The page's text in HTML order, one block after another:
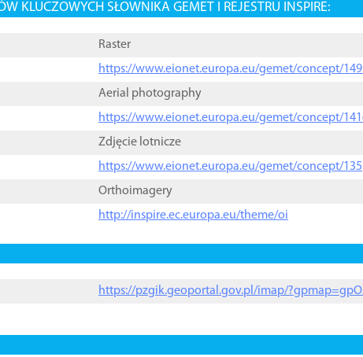
KLUCZOWYCH SŁOWNIKA GEMET I REJESTRU INSPIRE:
Raster
https://www.eionet.europa.eu/gemet/concept/
Aerial photography
https://www.eionet.europa.eu/gemet/concept/
Zdjęcie lotnicze
https://www.eionet.europa.eu/gemet/concept/135
Orthoimagery
http://inspire.ec.europa.eu/theme/oi
https://pzgik.geoportal.gov.pl/imap/